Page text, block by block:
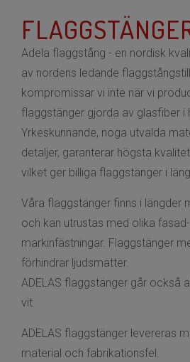
Adela flaggstång - en nordisk
av nordens ledande
kompromissar vi inte när vi
flaggstänger gjorda av glasfiber i
Yrkeskunnande, noga utvalda
detaljer, garanterar högsta
vilket ger billiga flaggstänger i
Våra flaggstänger finns i längder
och kan utrustas med olika
markinfästningar. Flaggstänger
förhindrar ljudsmatter.
ADELAS flaggstänger går också
vit.
ADELAS flaggstänger levereras
material och fabrikationsfel.